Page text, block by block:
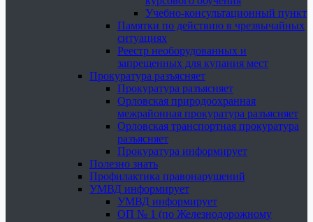
Учебно-консультационный пункт
Памятки по действию в чрезвычайных
ситуациях
Реестр необорудованных и
запрещенных для купания мест
Прокуратура разъясняет
Прокуратура разъясняет
Орловская природоохранная
межрайонная прокуратура разъясняет
Орловская транспортная прокуратура
разъясняет
Прокуратура информирует
Полезно знать
Профилактика правонарушений
УМВД информирует
УМВД информирует
ОП № 1 (по Железнодорожному